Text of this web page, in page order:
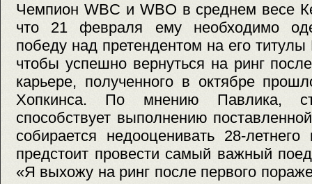
Чемпион WBC и WBO в среднем весе
что 21 февраля ему необходимо
победу над претендентом на его
чтобы успешно вернуться на ринг
карьере, полученного в октябре
Хопкинса. По мнению Павлика,
способствует выполнению
собирается недооценивать 28-летнего
предстоит провести самый важный
«Я выхожу на ринг после первого